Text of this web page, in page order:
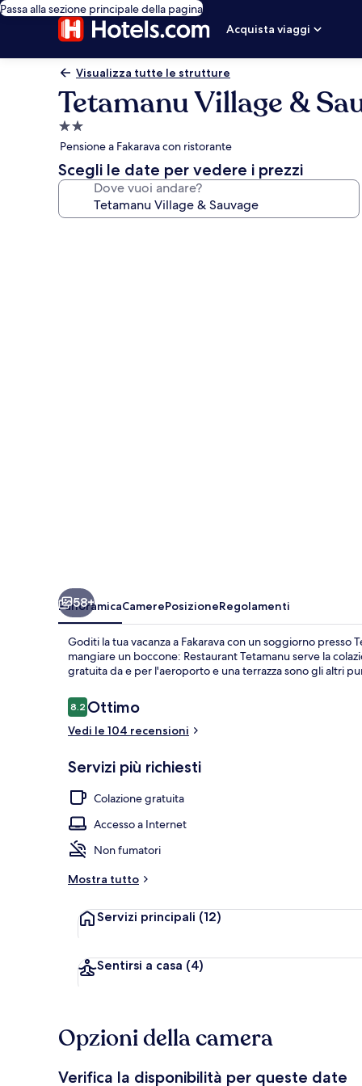
Passa alla sezione principale della pagina
Acquista viaggi
Visualizza tutte le strutture
Tetamanu Village &
Struttura
a
2.0
stelle
Pensione a Fakarava con ristorante
Scegli le date per vedere i prezzi
Dove vuoi andare?
58+
PanoramicaCamerePosizioneRegolamenti
Goditi la tua vacanza a Fakarava con un soggiorno presso
mangiare un boccone: Restaurant Tetamanu serve la
gratuita da e per l'aeroporto e una terrazza sono gli altri
Recensioni
8.28.2 su 10
Ottimo
Vedi le 104 recensioni
Servizi più richiesti
Colazione gratuita
Accesso a Internet
Non fumatori
Mostra tutto
Servizi principali (12)
Sentirsi a casa (4)
Opzioni della camera
Verifica la disponibilità per queste date